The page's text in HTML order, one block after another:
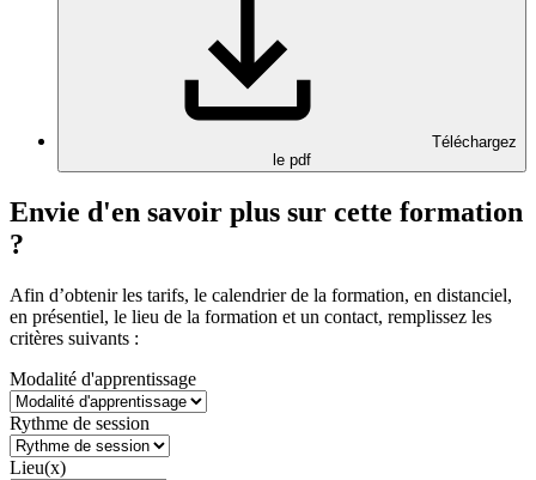
Téléchargez
le pdf
Envie d'en savoir plus sur cette formation
?
Afin d’obtenir les tarifs, le calendrier de la formation, en distanciel,
en présentiel, le lieu de la formation et un contact, remplissez les
critères suivants :
Modalité d'apprentissage
Rythme de session
Lieu(x)